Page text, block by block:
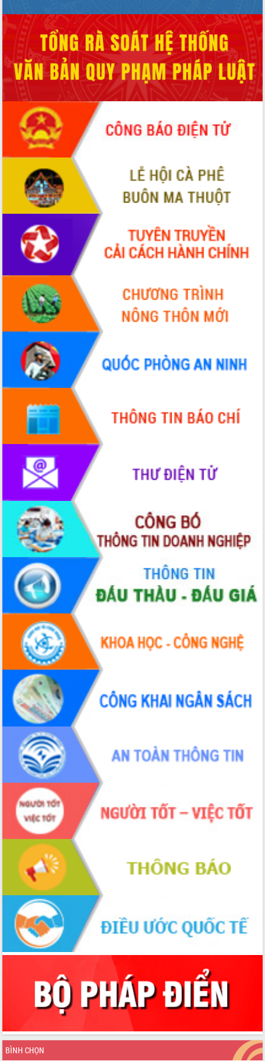
Thầy thuốc Việt Nam
Rộn ràng lễ hội truyền thống Sông
nước Đà Nông lần thứ I năm 2026
Kỳ họp Chuyên đề lần thứ Năm, HĐND
tỉnh Đắk Lắk thông qua các nghị quyết
quan trọng
Thống nhất danh sách giới thiệu ứng
cử đại biểu Quốc hội khoá XVI và đại
biểu HĐND tỉnh Đắk Lắk, nhiệm kỳ
2026-2031
Phát động hai phong trào thi đua quan
trọng trong kỷ nguyên mới
Hội nghị lần thứ tư Ban Chỉ đạo công
tác bầu cử tỉnh Đắk Lắk
Hội nghị Báo cáo viên Trung ương
tháng 01/2026
Phó Thủ tướng Hồ Quốc Dũng đánh giá
cao kết quả Chiến dịch Quang Trung
tại Đắk Lắk
Hội nghị Ban Chấp hành Đảng bộ tỉnh
Đắk Lắk lần thứ 2 (mở rộng)
Tập trung giải phóng mặt bằng, đẩy
nhanh tiến độ Tuyến đường bộ ven
Gỡ khó, khởi công xây dựng, sửa chữa
toàn bộ nhà ở cho hộ dân đúng tiến độ
đề ra
UBND tỉnh Đắk Lắk tổng kết công tác
quốc phòng, quân sự địa phương năm
Tập trung triển khai quyết liệt, đồng bộ
các giải pháp nhằm thực hiện hiệu quả
các nhiệm vụ đề ra năm 2025
Phát huy vai trò của người có uy tín
trong phòng chống tảo hôn và hôn
nhân cận huyết thống
Nông sản Tây Nguyên thu hút doanh
nghiệp nước ngoài
Đắk Lắk định vị thương hiệu du lịch
“Biển – Rừng – Cà phê” trong không
gian phát triển mới
Hội nghị chia sẻ kinh nghiệm, chuyển
giao kỹ thuật y tế, định hướng phát
triển chuyên sâu đến 2030
Chuyển đổi số mở ra không gian phát
triển trong lĩnh vực văn hóa, du lịch
Công bố quyết định của Ban Thường
vụ Tỉnh ủy về công tác cán bộ.
Thủ tướng Phạm Minh Chính: Khẩn
trương tái thiết cuộc sống người dân
sau thiên tai
Tập trung nâng cao chất lượng, tổ
chức sản xuất sầu riêng theo hướng
bền vững
Đẩy nhanh công tác khắc phục, ổn
định đời sống Nhân dân sau bão số 13
Bí thư Tỉnh ủy Lương Nguyễn Minh
Triết dự Ngày hội đại đoàn kết tại
Buôn Đăk Tuôr, xã Cư Pui
Khởi công xây dựng Trường Phổ thông
nội trú liên cấp tiểu học và THCS xã Ia
Phó Thủ tướng Chính phủ Mai Văn
Chính chia sẻ, động viên người dân
chịu ảnh hưởng nặng từ bão số 13
Chủ tịch UBND tỉnh kiểm tra công tác
phòng, chống bão số 13 tại các địa
bàn xung yếu
Tập trung đẩy nhanh giải ngân nguồn
vốn các chương trình mục tiêu quốc
gia
Xã Ea H'leo giữ vững và nâng cao chất
lượng các tiêu chí nông thôn mới
Công bố quyết định của Ban Thường
vụ Tỉnh ủy về công tác cán bộ
Nâng cao trách nhiệm người đứng
đầu, phát huy tinh thần chủ động,
sáng tạo để đảm bảo tiến độ giải ngân
vốn đầu tư công năm 2025
Sở Công Thương đột phá số hóa 100%
thủ tục trực tuyến lấy sự hài lòng của
BÌNH CHỌN